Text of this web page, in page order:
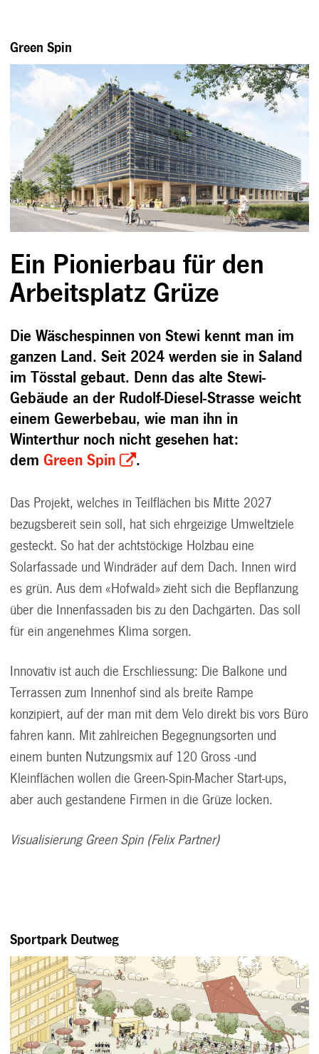
Green Spin
Ein Pionierbau für den
Arbeitsplatz Grüze
Die Wäschespinnen von Stewi kennt man im
ganzen Land. Seit 2024 werden sie in Saland
im Tösstal gebaut. Denn das alte Stewi-
Gebäude an der Rudolf-Diesel-Strasse weicht
einem Gewerbebau, wie man ihn in
Winterthur noch nicht gesehen hat:
demGreen Spin .
Das Projekt, welches in Teilflächen bis Mitte 2027
bezugsbereit sein soll, hat sich ehrgeizige Umweltziele
gesteckt. So hat der achtstöckige Holzbau eine
Solarfassade und Windräder auf dem Dach. Innen wird
es grün. Aus dem «Hofwald» zieht sich die Bepflanzung
über die Innenfassaden bis zu den Dachgärten. Das soll
für ein angenehmes Klima sorgen.
Innovativ ist auch die Erschliessung: Die Balkone und
Terrassen zum Innenhof sind als breite Rampe
konzipiert, auf der man mit dem Velo direkt bis vors Büro
fahren kann. Mit zahlreichen Begegnungsorten und
einem bunten Nutzungsmix auf 120 Gross -und
Kleinflächen wollen die Green-Spin-Macher Start-ups,
aber auch gestandene Firmen in die Grüze locken.
Visualisierung Green Spin (Felix Partner)
Sportpark Deutweg